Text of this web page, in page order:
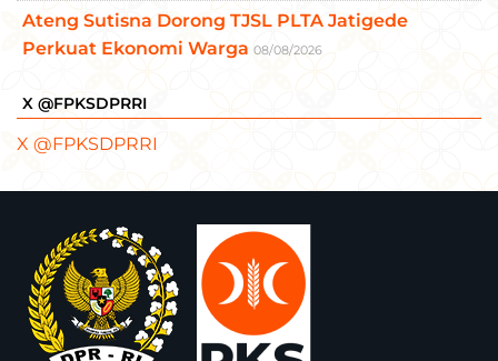
Ateng Sutisna Dorong TJSL PLTA Jatigede
Perkuat Ekonomi Warga 08/08/2026
X @FPKSDPRRI
X @FPKSDPRRI